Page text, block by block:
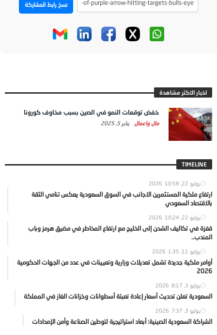
نسخ رابط المشاركة
اخبار الاكثر مشاهدة
خفض توقعات النمو في الصين بسبب مخاوف كورونا
مال واعمال يناير 5, 2025
TIMELINE
يوليو 22, 2026 10:58
ارتفاع ملكية المستثمرين الاجانب في السوق السعودية يعكس تنامي الثقة
بالاقتصاد السعودي
يوليو 22, 2026 10:24
قفزة في تكاليف الشحن إلى الخليج مع ارتفاع المخاطر في مضيق هرمز وباب
المندب..
يوليو 11, 2026 1:35
أوامر ملكية جديدة تشمل تعديلات وزارية وتعيينات في عدد من الجهات الحكومية
2026
يوليو 3, 2026 8:17
السعودية تعلن تحديث أسعار إعادة تعبئة أسطوانات وخزانات الغاز في المملكة
يوليو 3, 2026 7:37
الشراكة السعودية الصينية: أبعاد استراتيجية لتوطين الصناعة وأمن الإمدادات